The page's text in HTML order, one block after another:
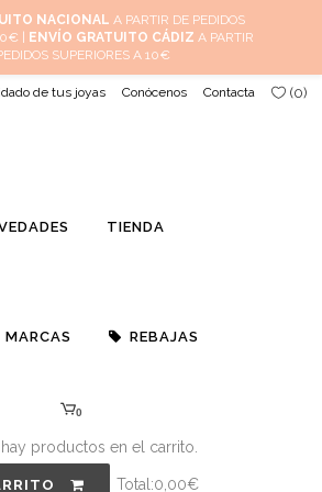
de tus joyas Conócenos Contacta (0)
TIENDA
MARCAS REBAJAS
0
productos en el carrito.
Total:0,00€
NACIONAL A PARTIR DE PEDIDOS
|
ENVÍO GRATUITO CÁDIZ A PARTIR
SUPERIORES A 10€